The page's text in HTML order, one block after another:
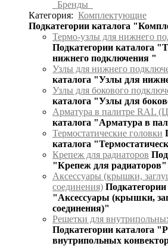
Бренды
Категория: Комплектующие
Подкатегории каталога
Термо-узлы для нижнего
Подкатегории каталога
нижнего подключения "
Узлы для нижнего
каталога "Узлы для
Узлы для бокового
каталога "Узлы для
Арматура в палитре RAL
каталога "Арматура в
Термостатические головки
каталога
Крепеж для радиаторов
"Крепеж для радиаторов"
Аксессуары (крышки,
соединения) Подкатегории
"Аксессуары (крышки,
соединения)"
Решетки для
Подкатегории каталога
внутрипольных